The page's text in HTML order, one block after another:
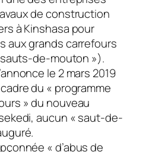
de construction
à Kinshasa pour
aux grands carrefours
de-mouton »).
le 2 mars 2019
du « programme
» du nouveau
aucun « saut-de-
« d’abus de